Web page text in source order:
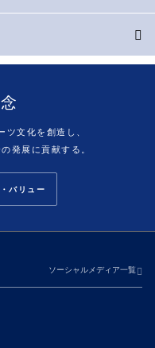
文化を創造し、
発展に貢献する。
バリュー
ソーシャルメディア一覧